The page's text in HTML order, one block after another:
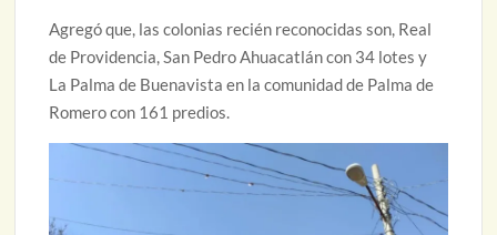
Agregó que, las colonias recién reconocidas son, Real
de Providencia, San Pedro Ahuacatlán con 34 lotes y
La Palma de Buenavista en la comunidad de Palma de
Romero con 161 predios.